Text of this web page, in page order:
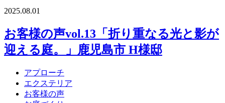
2025.08.01
お客様の声vol.13「折り重なる光と影が
迎える庭。」鹿児島市 H様邸
アプローチ
エクステリア
お客様の声